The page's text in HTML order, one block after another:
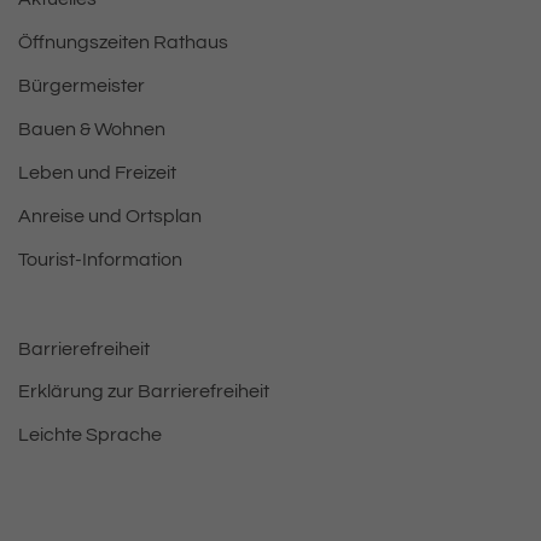
Öffnungszeiten Rathaus
Bürgermeister
Bauen & Wohnen
Leben und Freizeit
Anreise und Ortsplan
Tourist-Information
Barrierefreiheit
Erklärung zur Barrierefreiheit
Leichte Sprache